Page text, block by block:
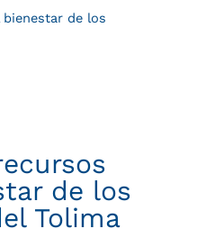
de los
de los
Tolima